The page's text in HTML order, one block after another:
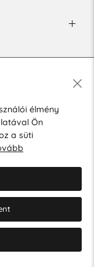
célú kezeléséhez.
.
szerkesztése
élmény
Ön
a süti